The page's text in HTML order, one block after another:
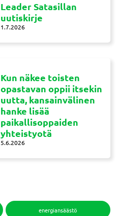
Leader Satasillan
uutiskirje
1.7.2026
Kun näkee toisten
opastavan oppii itsekin
uutta, kansainvälinen
hanke lisää
paikallisoppaiden
yhteistyotä
5.6.2026
energiansäästö